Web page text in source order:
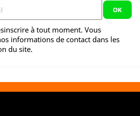
à tout moment. Vous
informations de contact dans les
du site.